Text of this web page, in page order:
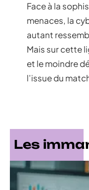
Face à la
menaces, la
autant
Mais sur cette
et le moindre
l’issue du
Les